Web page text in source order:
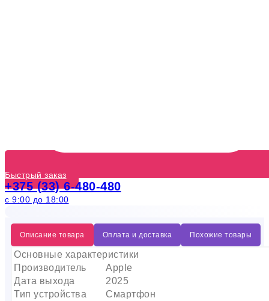
Быстрый заказ
+375 (33) 6-480-480
с 9:00 до 18:00
Описание товара Оплата и доставка Похожие товары
Основные характеристики
Производитель
Apple
Дата выхода
2025
Тип устройства
Смартфон